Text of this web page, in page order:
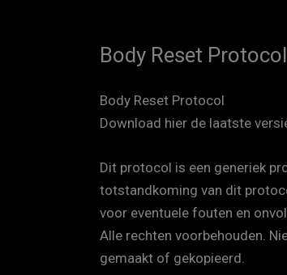
Body Reset Protocol
Body Reset Protocol
Download hier de laatste
Dit protocol is een generiek
totstandkoming van dit
voor eventuele fouten en
Alle rechten voorbehouden.
gemaakt of gekopieerd.